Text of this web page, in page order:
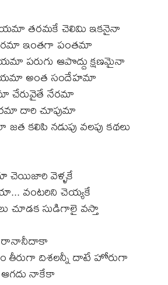
తరమకే చెలిమి ఇకనైనా
ఇంతగా పంతమా
పరుగు ఆపొద్దు క్షణమైనా
అంత సందేహమా
చేరువైతే నేరమా
దారి చూపుమా
కలిపి నడుపు వలపు కథలు
వెళ్ళకే
వంటరిని చెయ్యకే
చూడక సుడిగాలై వస్తా
తీరుగా దిశలన్నీ దాటే హోరుగా
నాకేకా